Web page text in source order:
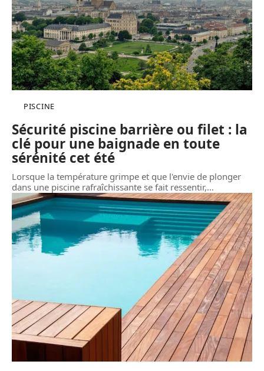
PISCINE
Sécurité piscine barrière ou filet : la
clé pour une baignade en toute
sérénité cet été
Lorsque la température grimpe et que l'envie de plonger
dans une piscine rafraîchissante se fait ressentir,…